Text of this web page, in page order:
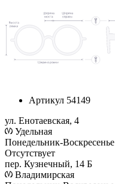
Артикул 54149
ул. Енотаевская, 4
Удельная
Понедельник-Воскресенье
Отсутствует
пер. Кузнечный, 14 Б
Владимирская